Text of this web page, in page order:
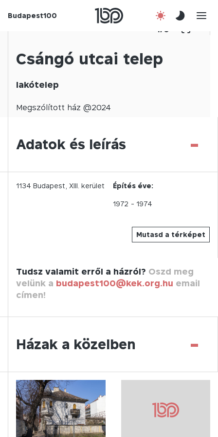
Budapest100
Csatlakozz!
1/ 0
Csángó utcai telep
lakótelep
Megszólított ház @2024
Adatok és leírás -
Mutasd a térképet
1134 Budapest, XIII. kerület Építés éve:
1972 - 1974
Tudsz valamit erről a házról? Oszd meg
velünk a budapest100@kek.org.hu email
címen!
Házak a közelben -